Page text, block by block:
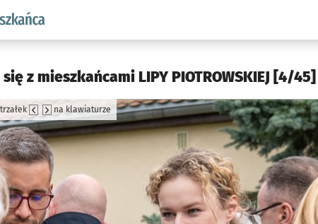
podserwis: Dla mieszkańca
z mieszkańcami LIPY PIOTROWSKIEJ [4/45]
na klawiaturze